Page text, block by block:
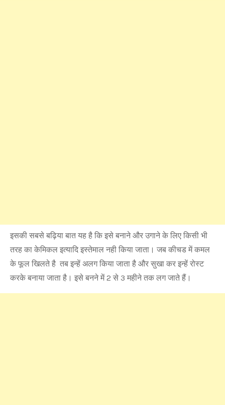
इसकी सबसे बढ़िया बात यह है कि इसे बनाने और उगाने के लिए किसी भी
तरह का केमिकल इत्यादि इस्तेमाल नही किया जाता। जब कीचड में कमल
के फूल खिलते है तब इन्हें अलग किया जाता है और सुखा कर इन्हें रोस्ट
करके बनाया जाता है। इसे बनने में 2 से 3 महीने तक लग जाते हैं।